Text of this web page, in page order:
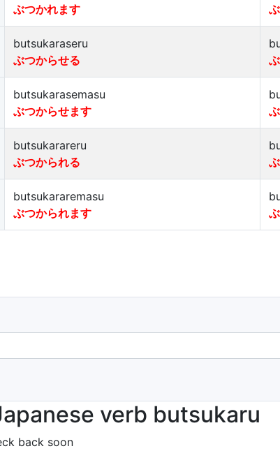
ぶつかれます
butsukaraseru
ぶつからせる
butsukarasemasu
ぶつからせます
butsukarareru
ぶつかられる
butsukararemasu
ぶつかられます
verb butsukaru
back soon